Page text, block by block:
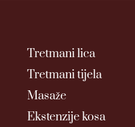
Tretmani lica
Tretmani tijela
Masaže
Ekstenzije kosa